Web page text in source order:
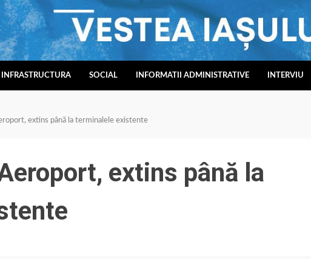
INFRASTRUCTURA SOCIAL INFORMATII ADMINISTRATIVE INTERVIU
extins până la terminalele existente
extins până la